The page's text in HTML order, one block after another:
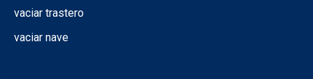
vaciar trastero
vaciar nave